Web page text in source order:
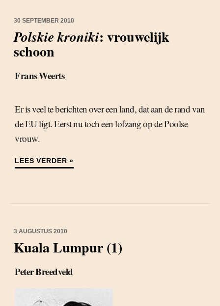
30 SEPTEMBER 2010
Polskie kroniki: vrouwelijk
schoon
Frans Weerts
Er is veel te berichten over een land, dat aan de rand van
de EU ligt. Eerst nu toch een lofzang op de Poolse
vrouw.
LEES VERDER »
3 AUGUSTUS 2010
Kuala Lumpur (1)
Peter Breedveld